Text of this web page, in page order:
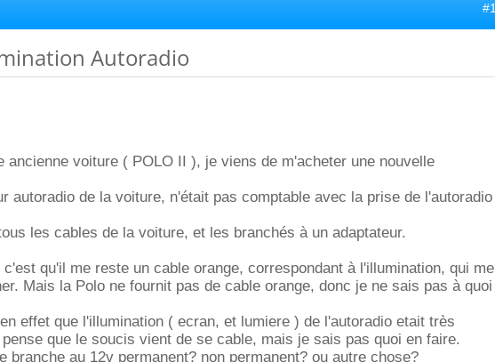
#1
Autoradio
ancienne voiture ( POLO II ), je viens de m'acheter une nouvelle
autoradio de la voiture, n'était pas comptable avec la prise de l'autoradio
les cables de la voiture, et les branchés à un adaptateur.
qu'il me reste un cable orange, correspondant à l'illumination, qui me
Mais la Polo ne fournit pas de cable orange, donc je ne sais pas à quoi
effet que l'illumination ( ecran, et lumiere ) de l'autoradio etait très
que le soucis vient de se cable, mais je sais pas quoi en faire.
branche au 12v permanent? non permanent? ou autre chose?